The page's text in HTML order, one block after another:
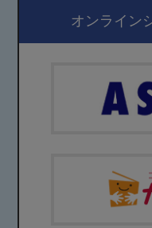
オンライン